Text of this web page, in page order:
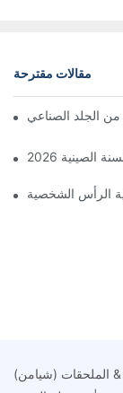
مقالات مقترحة
الجلد الصناعي
2026
الرأس الشخصية
المحظوظة & الملحقات (شيامن)